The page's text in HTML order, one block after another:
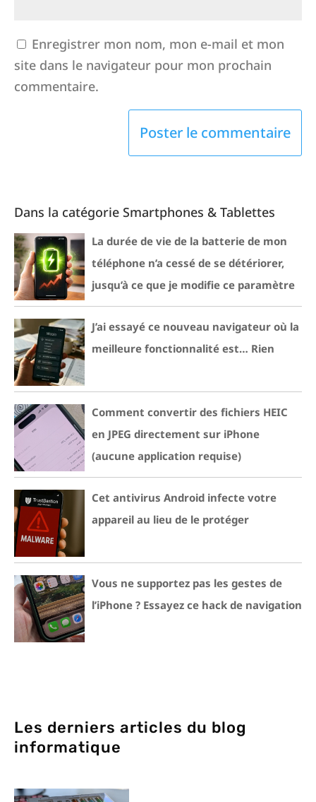
Enregistrer mon nom, mon e-mail et mon
site dans le navigateur pour mon prochain
commentaire.
Dans la catégorie Smartphones & Tablettes
La durée de vie de la batterie de mon
téléphone n’a cessé de se détériorer,
jusqu’à ce que je modifie ce paramètre
J’ai essayé ce nouveau navigateur où la
meilleure fonctionnalité est… Rien
Comment convertir des fichiers HEIC
en JPEG directement sur iPhone
(aucune application requise)
Cet antivirus Android infecte votre
appareil au lieu de le protéger
Vous ne supportez pas les gestes de
l’iPhone ? Essayez ce hack de navigation
Les derniers articles du blog
informatique